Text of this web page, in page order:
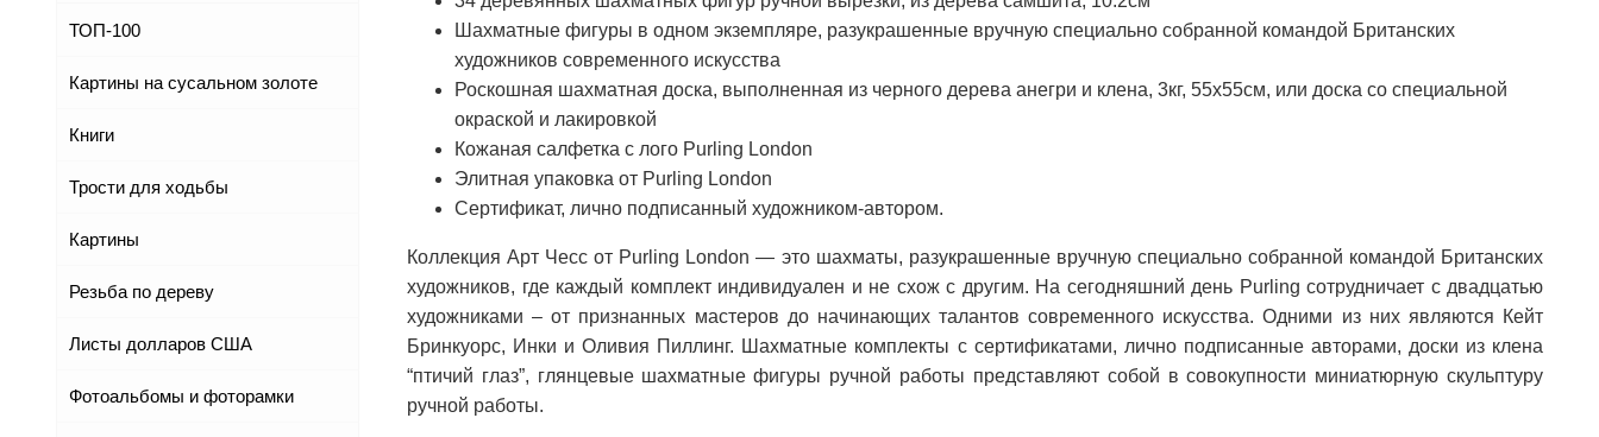
ТОП-100
Картины на сусальном золоте
Книги
Трости для ходьбы
Картины
Резьба по дереву
Листы долларов США
Фотоальбомы и фоторамки
Шахматные фигуры в одном экземпляре, разукрашенные вручную специально собранной командой Британских
художников современного искусства
Роскошная шахматная доска, выполненная из черного дерева анегри и клена, 3кг, 55х55см, или доска со специальной
окраской и лакировкой
Кожаная салфетка с лого Purling London
Элитная упаковка от Purling London
Сертификат, лично подписанный художником-автором.
Коллекция Арт Чесс от Purling London — это шахматы, разукрашенные вручную специально собранной командой Британских
художников, где каждый комплект индивидуален и не схож с другим. На сегодняшний день Purling сотрудничает с двадцатью
художниками – от признанных мастеров до начинающих талантов современного искусства. Одними из них являются Кейт
Бринкуорс, Инки и Оливия Пиллинг. Шахматные комплекты с сертификатами, лично подписанные авторами, доски из клена
“птичий глаз”, глянцевые шахматные фигуры ручной работы представляют собой в совокупности миниатюрную скульптуру
ручной работы.